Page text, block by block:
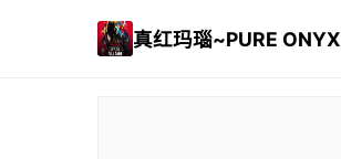
真红玛瑙~PURE ONYX